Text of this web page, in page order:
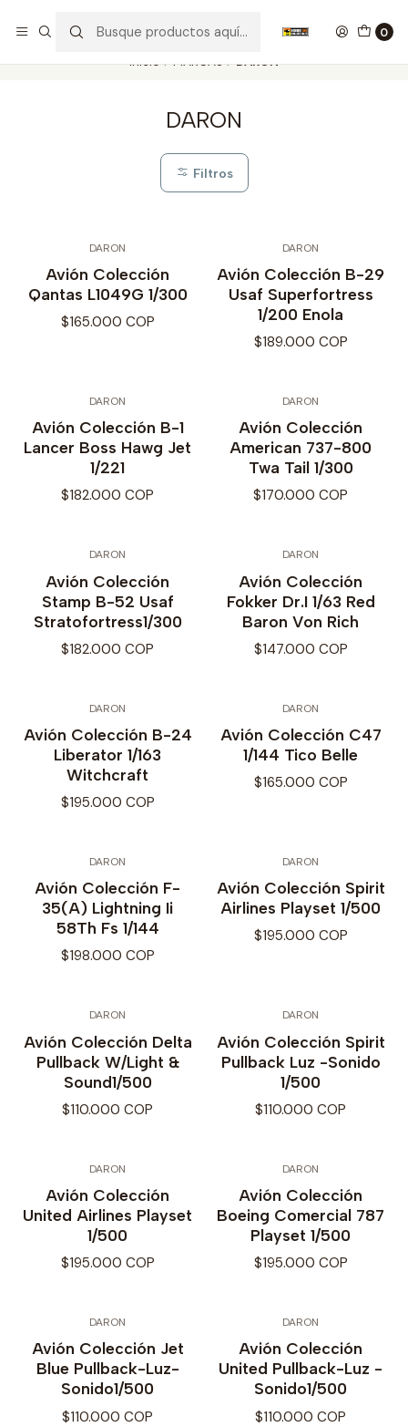
0
Inicio MARCAS DARON
DARON
Filtros
DARON
Avión Colección
Qantas L1049G 1/300
$165.000 COP
DARON
Avión Colección B-29
Usaf Superfortress
1/200 Enola
$189.000 COP
DARON
Avión Colección B-1
Lancer Boss Hawg Jet
1/221
$182.000 COP
DARON
Avión Colección
American 737-800
Twa Tail 1/300
$170.000 COP
DARON
Avión Colección
Stamp B-52 Usaf
Stratofortress1/300
$182.000 COP
DARON
Avión Colección
Fokker Dr.I 1/63 Red
Baron Von Rich
$147.000 COP
DARON
Avión Colección B-24
Liberator 1/163
Witchcraft
$195.000 COP
DARON
Avión Colección C47
1/144 Tico Belle
$165.000 COP
DARON
Avión Colección F-
35(A) Lightning Ii
58Th Fs 1/144
$198.000 COP
DARON
Avión Colección Spirit
Airlines Playset 1/500
$195.000 COP
DARON
Avión Colección Delta
Pullback W/Light &
Sound1/500
$110.000 COP
DARON
Avión Colección Spirit
Pullback Luz -Sonido
1/500
$110.000 COP
DARON
Avión Colección
United Airlines Playset
1/500
$195.000 COP
DARON
Avión Colección
Boeing Comercial 787
Playset 1/500
$195.000 COP
DARON
Avión Colección Jet
Blue Pullback-Luz-
Sonido1/500
$110.000 COP
DARON
Avión Colección
United Pullback-Luz -
Sonido1/500
$110.000 COP